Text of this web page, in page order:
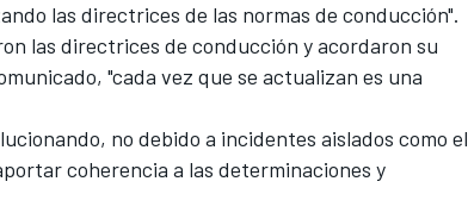
las directrices de las normas de conducción".
las directrices de conducción y acordaron su
"cada vez que se actualizan es una
no debido a incidentes aislados como el
coherencia a las determinaciones y